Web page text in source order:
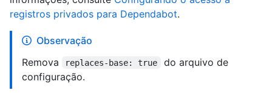
registros privados para Dependabot.
Observação
Remova
replaces-base: true
do arquivo de
configuração.